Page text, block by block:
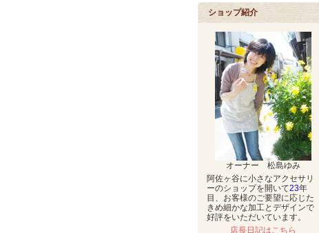
ショップ紹介
オーナー 松島ゆみ
阿佐ヶ谷に小さなアクセサリ
ーのショップを開いて23年
目、お客様のご要望に応じた
きめ細かな加工とデザインで
好評をいただいています。
店長日記はこちら